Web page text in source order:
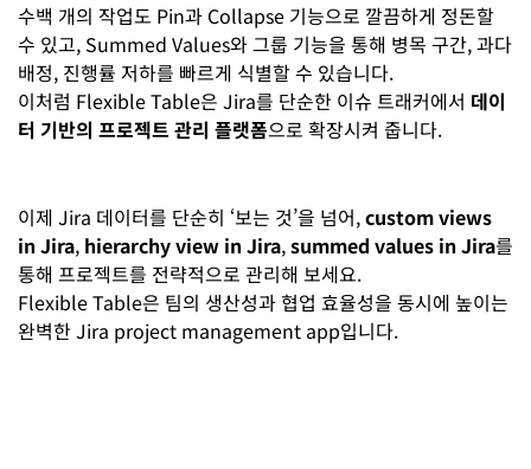
수백 개의 작업도 Pin과 Collapse 기능으로 깔끔하게 정돈할
수 있고, Summed Values와 그룹 기능을 통해 병목 구간, 과다
배정, 진행률 저하를 빠르게 식별할 수 있습니다.
이처럼 Flexible Table은 Jira를 단순한 이슈 트래커에서 데이
터 기반의 프로젝트 관리 플랫폼으로 확장시켜 줍니다.
이제 Jira 데이터를 단순히 ‘보는 것’을 넘어,custom views
in Jira, hierarchy view in Jira,summed values in Jira를
통해 프로젝트를 전략적으로 관리해 보세요.
Flexible Table은 팀의 생산성과 협업 효율성을 동시에 높이는
완벽한 Jira project management app입니다.